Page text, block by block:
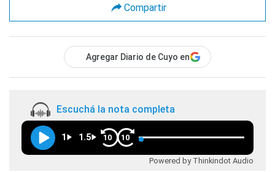
Compartir
Agregar Diario de Cuyo en
Escuchá la nota completa
1 1.5 10 10
Powered by Thinkindot Audio